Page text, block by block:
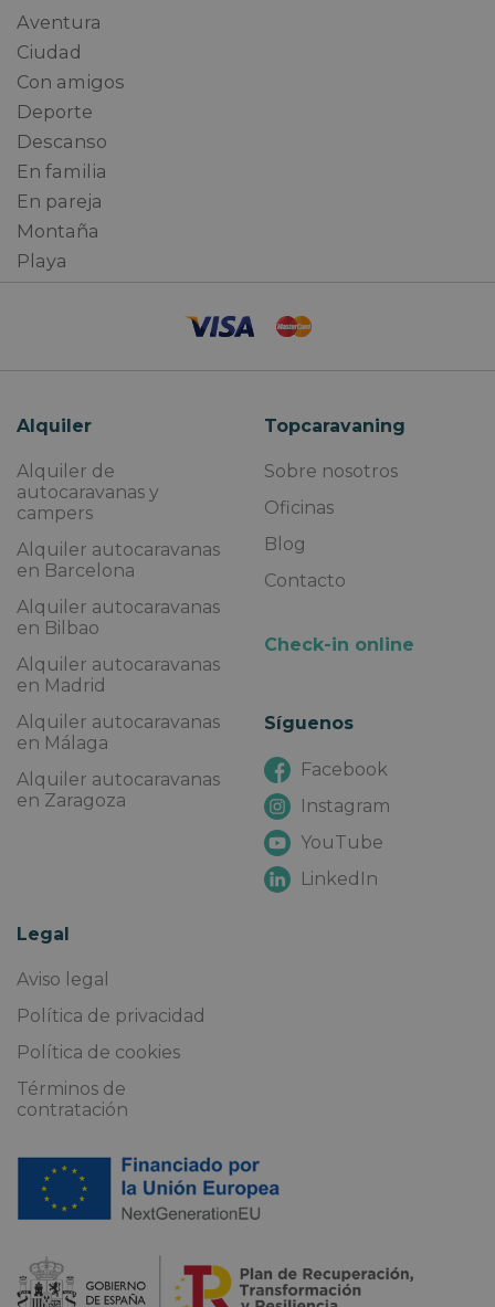
Aventura
Ciudad
Con amigos
Deporte
Descanso
En familia
En pareja
Montaña
Playa
Alquiler
Alquiler de
autocaravanas y
campers
Alquiler autocaravanas
en Barcelona
Alquiler autocaravanas
en Bilbao
Alquiler autocaravanas
en Madrid
Alquiler autocaravanas
en Málaga
Alquiler autocaravanas
en Zaragoza
Topcaravaning
Sobre nosotros
Oficinas
Blog
Contacto
Check-in online
Síguenos
Facebook
Instagram
YouTube
LinkedIn
Legal
Aviso legal
Política de privacidad
Política de cookies
Términos de
contratación